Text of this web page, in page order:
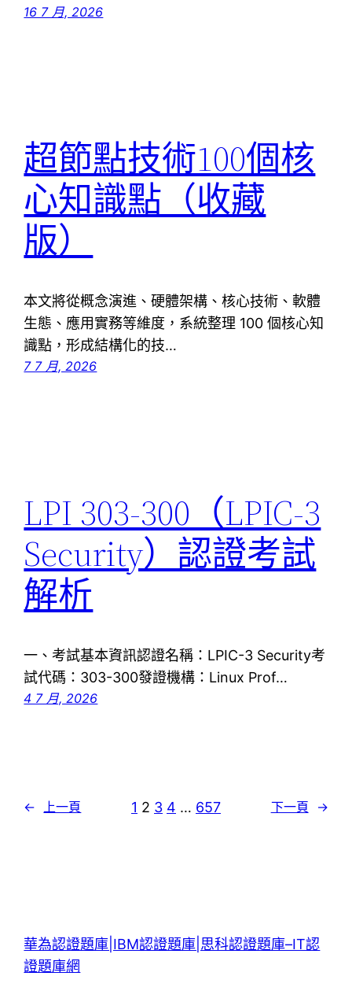
16 7 月, 2026
超節點技術100個核
心知識點（收藏
版）
本文將從概念演進、硬體架構、核心技術、軟體
生態、應用實務等維度，系統整理 100 個核心知
識點，形成結構化的技…
7 7 月, 2026
LPI 303-300（LPIC-3
Security）認證考試
解析
一、考試基本資訊認證名稱：LPIC-3 Security考
試代碼：303-300發證機構：Linux Prof…
4 7 月, 2026
← 上一頁 1 2 3 4 … 657 下一頁 →
華為認證題庫|IBM認證題庫|思科認證題庫–IT認
證題庫網